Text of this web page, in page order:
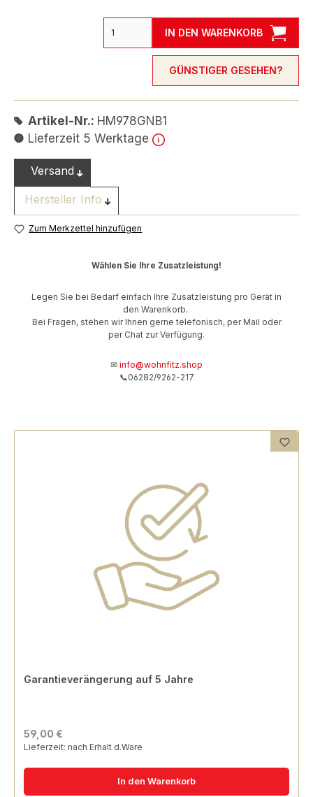
IN DEN WARENKORB
GÜNSTIGER GESEHEN?
Artikel-Nr.: HM978GNB1
Lieferzeit 5 Werktage
Versand
Hersteller Info
Zum Merkzettel hinzufügen
Wählen Sie Ihre Zusatzleistung!
Legen Sie bei Bedarf einfach Ihre Zusatzleistung pro Gerät in
den Warenkorb.
Bei Fragen, stehen wir Ihnen gerne telefonisch, per Mail oder
per Chat zur Verfügung.
✉ info@wohnfitz.shop
📞06282/9262-217
Garantieverängerung auf 5 Jahre
59,00 €
Lieferzeit: nach Erhalt d.Ware
In den Warenkorb